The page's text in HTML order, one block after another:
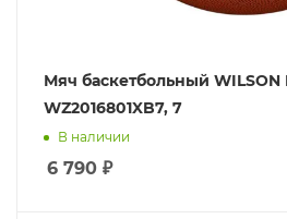
Мяч баскетбольный WILSON
WZ2016801XB7, 7
В наличии
6 790 ₽